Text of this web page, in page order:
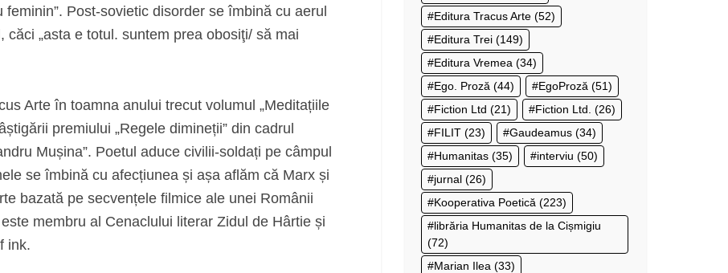
feminin”. Post-sovietic disorder se îmbină cu aerul
„asta e totul. suntem prea obosiţi/ să mai
Arte în toamna anului trecut volumul „Meditațiile
premiului „Regele dimineții” din cadrul
Mușina”. Poetul aduce civilii-soldați pe câmpul
se îmbină cu afecțiunea și așa aflăm că Marx și
bazată pe secvențele filmice ale unei Românii
membru al Cenaclului literar Zidul de Hârtie și
ink.
Editura Tracus Arte (52)
Editura Trei (149)
Editura Vremea (34)
Ego. Proză (44) EgoProză (51)
Fiction Ltd (21) Fiction Ltd. (26)
FILIT (23) Gaudeamus (34)
Humanitas (35) interviu (50)
jurnal (26)
Kooperativa Poetică (223)
librăria Humanitas de la Cișmigiu
(72)
Marian Ilea (33)